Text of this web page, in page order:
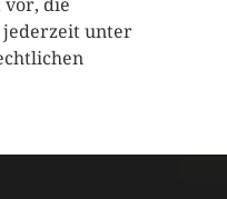
vor, die
unter